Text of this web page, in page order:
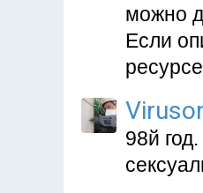
можно
Если
98й